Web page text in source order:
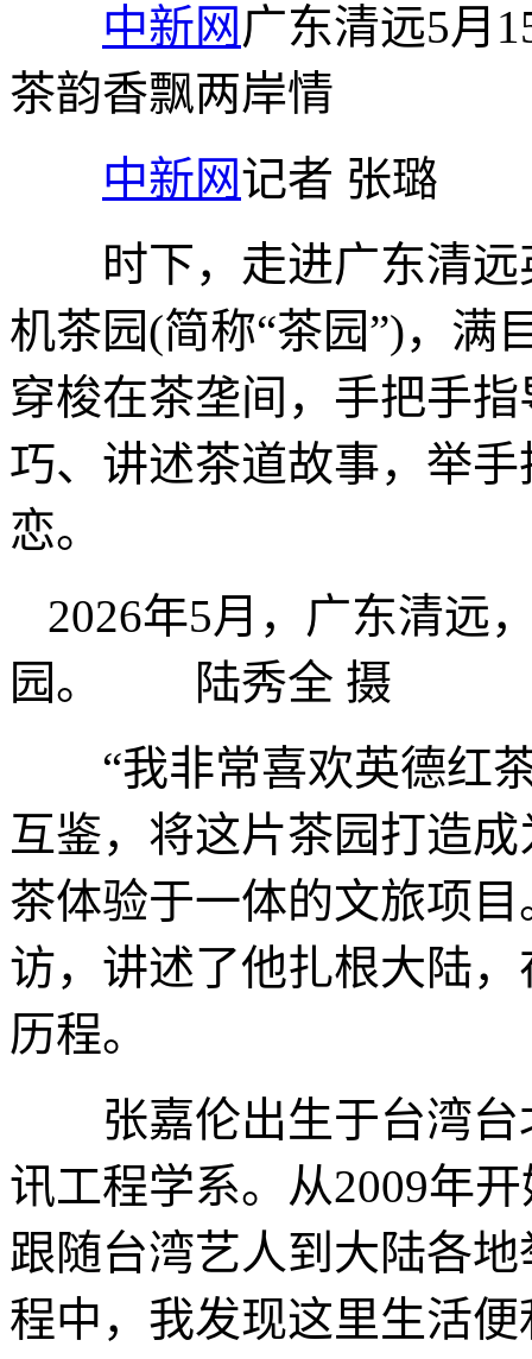
中新网 广东清远5月
茶韵香飘两岸情
中新网记者 张璐
时下，走进广东清远
机茶园(简称“茶园”)，满
穿梭在茶垄间，手把手
巧、讲述茶道故事，举
恋。
2026年5月，广东清远
园。 陆秀全 摄
“我非常喜欢英德红茶
互鉴，将这片茶园打造
茶体验于一体的文旅项
访，讲述了他扎根大陆
历程。
张嘉伦出生于台湾台
讯工程学系。从2009年
跟随台湾艺人到大陆各
程中，我发现这里生活